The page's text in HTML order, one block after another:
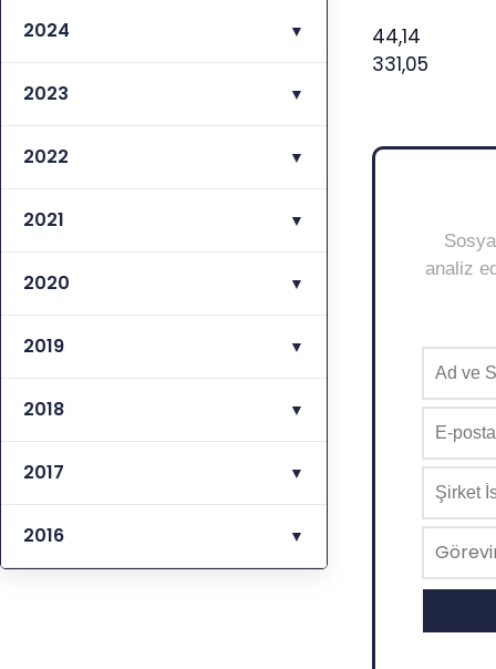
44,14
331,05
analiz
2024 ▼
2023 ▼
2022 ▼
2021 ▼
2020 ▼
2019 ▼
2018 ▼
2017 ▼
2016 ▼